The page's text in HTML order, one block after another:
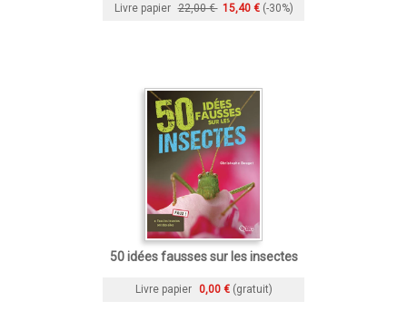
Livre papier 22,00 € 15,40 € (-30%)
50 idées fausses sur les insectes
Livre papier 0,00 € (gratuit)